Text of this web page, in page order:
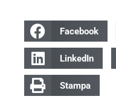
Facebook
LinkedIn
Stampa